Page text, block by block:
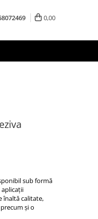
0,00
sub formă
aplicații
înaltă calitate,
și o